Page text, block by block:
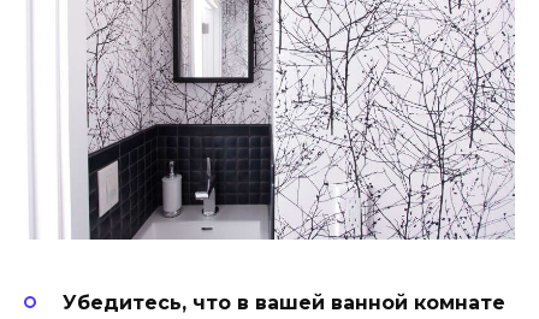
Убедитесь, что в вашей ванной комнате